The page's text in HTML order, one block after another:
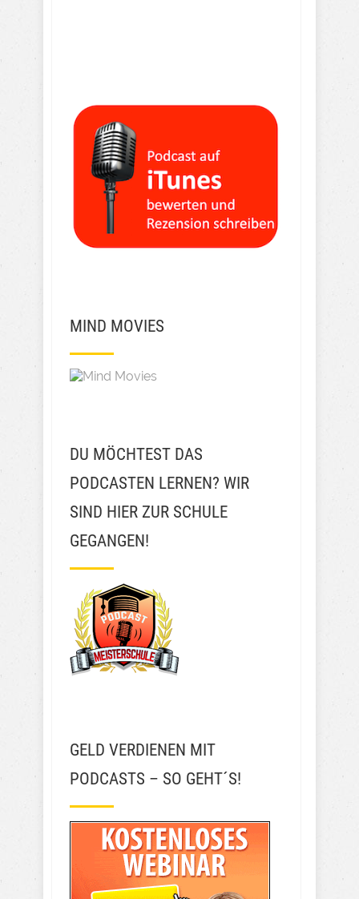
MIND MOVIES
DU MÖCHTEST DAS
PODCASTEN LERNEN? WIR
SIND HIER ZUR SCHULE
GEGANGEN!
GELD VERDIENEN MIT
PODCASTS – SO GEHT´S!